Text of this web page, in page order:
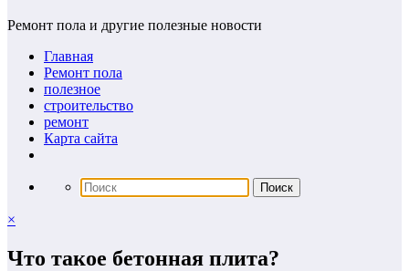
Ремонт пола и другие полезные новости
Главная
Ремонт пола
полезное
строительство
ремонт
Карта сайта
×
Что такое бетонная плита?